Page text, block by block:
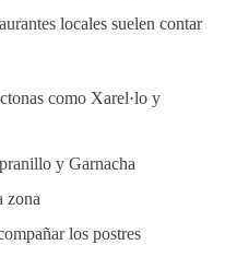
locales suelen contar
como Xarel·lo y
y Garnacha
zona
los postres